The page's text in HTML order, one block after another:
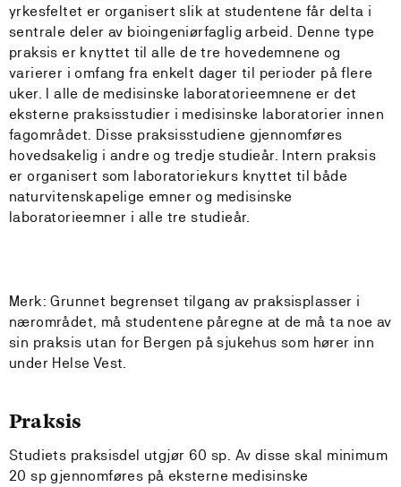
yrkesfeltet er organisert slik at studentene får delta i
sentrale deler av bioingeniørfaglig arbeid. Denne type
praksis er knyttet til alle de tre hovedemnene og
varierer i omfang fra enkelt dager til perioder på flere
uker. I alle de medisinske laboratorieemnene er det
eksterne praksisstudier i medisinske laboratorier innen
fagområdet. Disse praksisstudiene gjennomføres
hovedsakelig i andre og tredje studieår. Intern praksis
er organisert som laboratoriekurs knyttet til både
naturvitenskapelige emner og medisinske
laboratorieemner i alle tre studieår.
Merk: Grunnet begrenset tilgang av praksisplasser i
nærområdet, må studentene påregne at de må ta noe av
sin praksis utan for Bergen på sjukehus som hører inn
under Helse Vest.
Praksis
Studiets praksisdel utgjør 60 sp. Av disse skal minimum
20 sp gjennomføres på eksterne medisinske